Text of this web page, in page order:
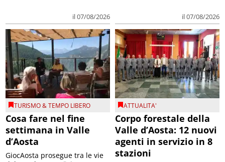
il 07/08/2026 il 07/08/2026
TURISMO & TEMPO LIBERO
Cosa fare nel fine
settimana in Valle
d’Aosta
GiocAosta prosegue tra le vie
ATTUALITA'
Corpo forestale della
Valle d’Aosta: 12 nuovi
agenti in servizio in 8
stazioni